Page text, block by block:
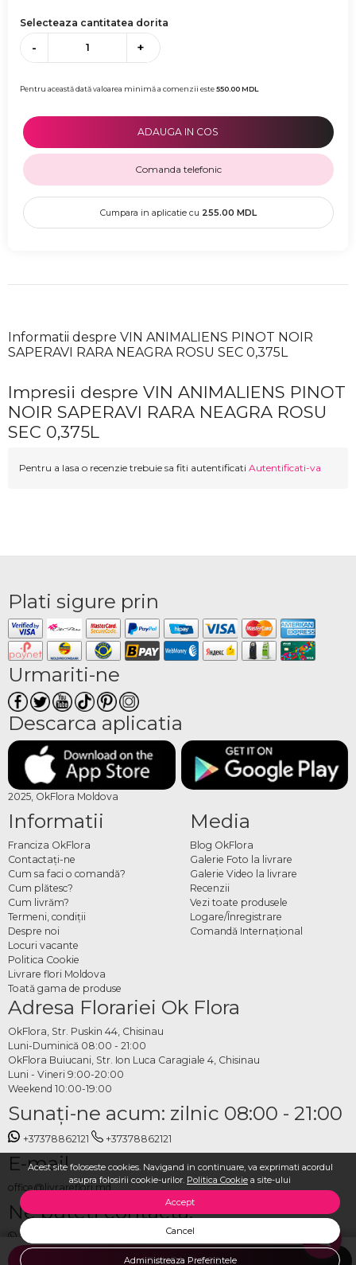
Acest site foloseste cookies. Navigand in continuare, va exprimati acordul
asupra folosirii cookie-urilor. Politica Cookie a site-ului
Accept
Cancel
Administreaza Preferintele
Selecteaza cantitatea dorita
- +
Pentru această dată valoarea minimă a comenzii este550.00MDL
ADAUGA IN COS
ADAUGA IN COS
Comanda telefonic
Cumpara in aplicatie cu 255.00 MDL
Informatii despre VIN ANIMALIENS PINOT NOIR
SAPERAVI RARA NEAGRA ROSU SEC 0,375L
Impresii despre VIN ANIMALIENS PINOT
NOIR SAPERAVI RARA NEAGRA ROSU
SEC 0,375L
Pentru a lasa o recenzie trebuie sa fiti autentificati Autentificati-va
Plati sigure prin
Urmariti-ne
Descarca aplicatia
2025, OkFlora Moldova
Informatii
Franciza OkFlora
Contactaţi-ne
Cum sa faci o comandă?
Cum plătesc?
Cum livrăm?
Termeni, condiţii
Despre noi
Locuri vacante
Politica Cookie
Livrare flori Moldova
Toată gama de produse
Media
Blog OkFlora
Galerie Foto la livrare
Galerie Video la livrare
Recenzii
Vezi toate produsele
Logare/Înregistrare
Comandă Internațional
Adresa Florariei Ok Flora
OkFlora, Str. Puskin 44, Chisinau
Luni-Duminică 08:00 - 21:00
OkFlora Buiucani, Str. Ion Luca Caragiale 4, Chisinau
Luni - Vineri 9:00-20:00
Weekend 10:00-19:00
Sunaţi-ne acum: zilnic 08:00 - 21:00
+37378862121 +37378862121
E-mail
office@livrareflori.md
Ne puteți contacta:
whatsapp